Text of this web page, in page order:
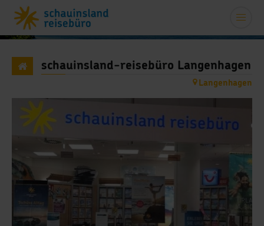
schauinsland-reisebüro Langenhagen
Langenhagen